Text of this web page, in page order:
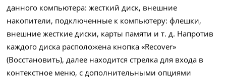
данного компьютера: жесткий диск, внешние
накопители, подключенные к компьютеру: флешки,
внешние жесткие диски, карты памяти и т. д. Напротив
каждого диска расположена кнопка «Recover»
(Восстановить), далее находится стрелка для входа в
контекстное меню, с дополнительными опциями